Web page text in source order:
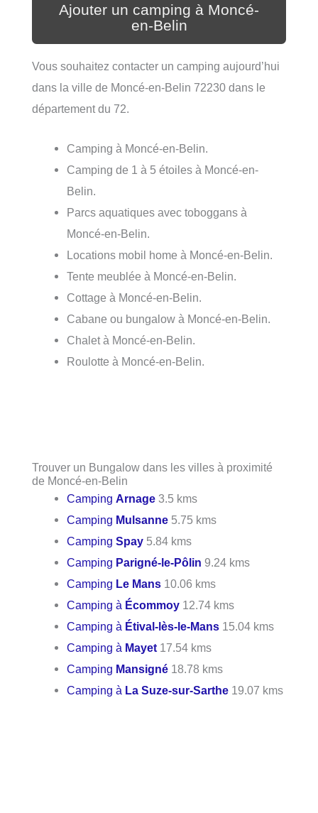
Ajouter un camping à Moncé-
en-Belin
Vous souhaitez contacter un camping aujourd’hui
dans la ville de Moncé-en-Belin 72230 dans le
département du 72.
Camping à Moncé-en-Belin.
Camping de 1 à 5 étoiles à Moncé-en-
Belin.
Parcs aquatiques avec toboggans à
Moncé-en-Belin.
Locations mobil home à Moncé-en-Belin.
Tente meublée à Moncé-en-Belin.
Cottage à Moncé-en-Belin.
Cabane ou bungalow à Moncé-en-Belin.
Chalet à Moncé-en-Belin.
Roulotte à Moncé-en-Belin.
Trouver un Bungalow dans les villes à proximité
de Moncé-en-Belin
CampingArnage 3.5 kms
Camping Mulsanne 5.75 kms
CampingSpay 5.84 kms
Camping Parigné-le-Pôlin 9.24 kms
Camping Le Mans 10.06 kms
Camping à Écommoy 12.74 kms
Camping à Étival-lès-le-Mans 15.04 kms
Camping à Mayet 17.54 kms
Camping Mansigné 18.78 kms
Camping à La Suze-sur-Sarthe 19.07 kms